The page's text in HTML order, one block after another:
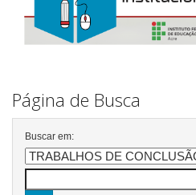
Página de Busca
Buscar em: